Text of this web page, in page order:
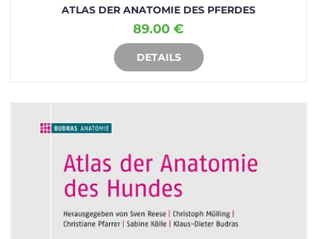
ATLAS DER ANATOMIE DES PFERDES
89.00 €
DETAILS
IN DEN WARENKORB